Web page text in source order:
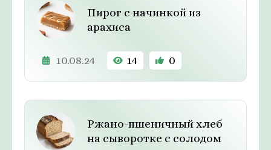
Пирог с начинкой из
арахиса
10.08.24 14 0
Ржано-пшеничный хлеб
на сыворотке с солодом